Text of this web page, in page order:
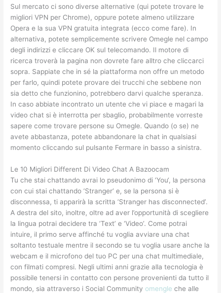
Sul mercato ci sono diverse alternative (qui potete trovare le
migliori VPN per Chrome), oppure potete almeno utilizzare
Opera e la sua VPN gratuita integrata (ecco come fare). In
alternativa, potete semplicemente scrivere Omegle nel campo
degli indirizzi e cliccare OK sul telecomando. Il motore di
ricerca troverà la pagina non dovrete fare alltro che cliccarci
sopra. Sappiate che in sé la piattaforma non offre un metodo
per farlo, quindi potete provare dei trucchi che sebbene non
sia detto che funzionino, potrebbero darvi qualche speranza.
In caso abbiate incontrato un utente che vi piace e magari la
video chat si è interrotta per sbaglio, probabilmente vorreste
sapere come trovare persone su Omegle. Quando (o se) ne
avete abbastanza, potete abbandonare la chat in qualsiasi
momento cliccando sul pulsante Fermare in basso a sinistra.
Le 10 Migliori Different Di Video Chat A Bazoocam
Tu che stai chattando avrai lo pseudonimo di ‘You‘, la persona
con cui stai chattando ‘Stranger‘ e, se la persona si è
disconnessa, ti apparirà la scritta ‘Stranger has disconnected’.
A destra del sito, inoltre, oltre ad aver l’opportunità di scegliere
la lingua potrai decidere tra ‘Text’ e ‘Video’. Come potrai
intuire, il primo serve affinché tu voglia avviare una chat
soltanto testuale mentre il secondo se tu voglia usare anche la
webcam e il microfono del tuo PC per una chat multimediale,
con filmati compresi. Negli ultimi anni grazie alla tecnologia è
possibile tenersi in contatto con persone provenienti da tutto il
mondo, sia attraverso i Social Community omengle che alle